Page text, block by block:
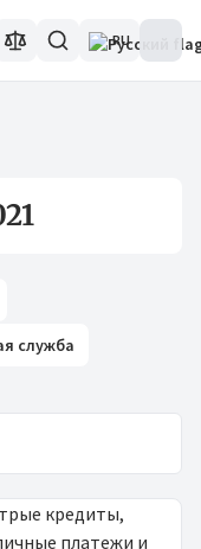
RU
служба